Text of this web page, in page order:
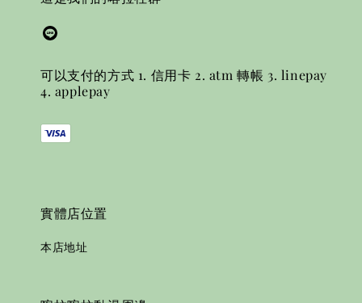
可以支付的方式 1. 信用卡 2. atm 轉帳 3. linepay
4. applepay
實體店位置
本店地址